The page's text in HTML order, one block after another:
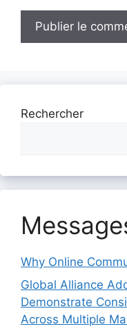
Rechercher
Why Online
Global Alliance
Demonstrate
Across Multiple